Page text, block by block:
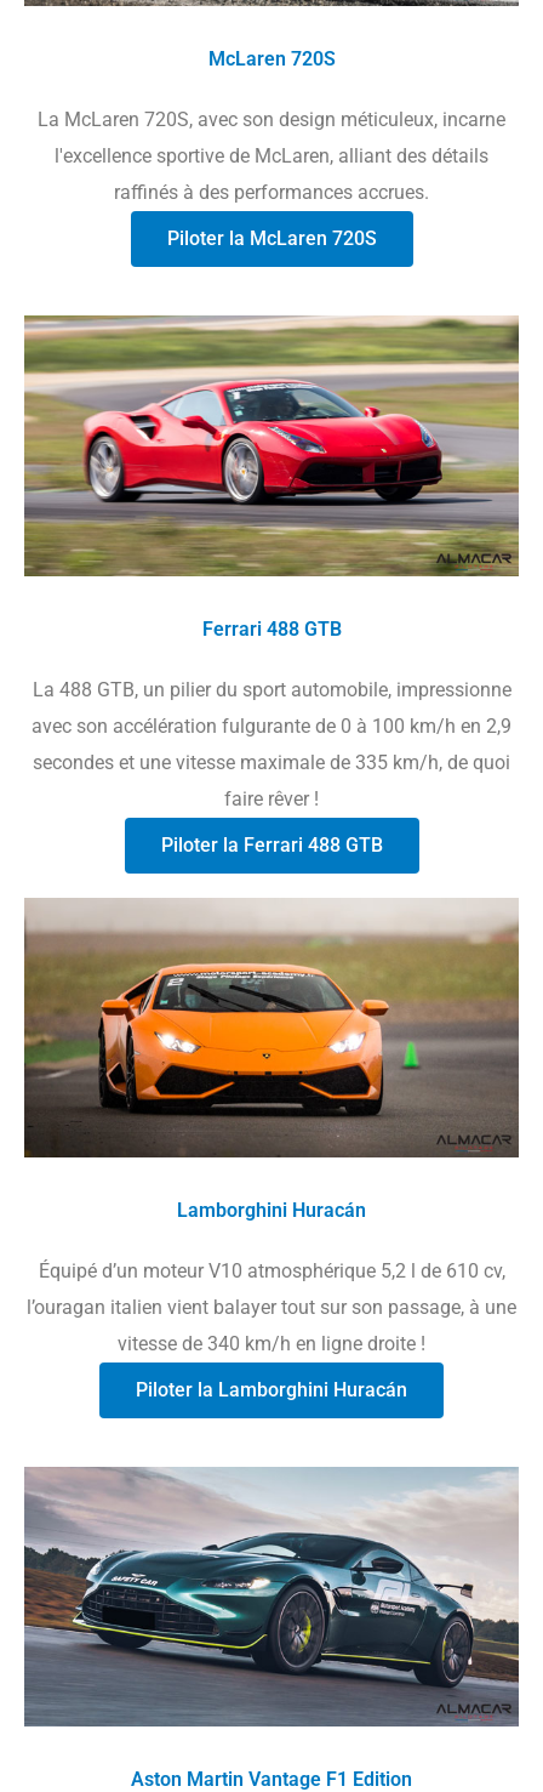
McLaren 720S
La McLaren 720S, avec son design méticuleux, incarne
l'excellence sportive de McLaren, alliant des détails
raffinés à des performances accrues.
Piloter la McLaren 720S
Ferrari 488 GTB
La 488 GTB, un pilier du sport automobile, impressionne
avec son accélération fulgurante de 0 à 100 km/h en 2,9
secondes et une vitesse maximale de 335 km/h, de quoi
faire rêver !
Piloter la Ferrari 488 GTB
Lamborghini Huracán
Équipé d’un moteur V10 atmosphérique 5,2 l de 610 cv,
l’ouragan italien vient balayer tout sur son passage, à une
vitesse de 340 km/h en ligne droite !
Piloter la Lamborghini Huracán
Aston Martin Vantage F1 Edition